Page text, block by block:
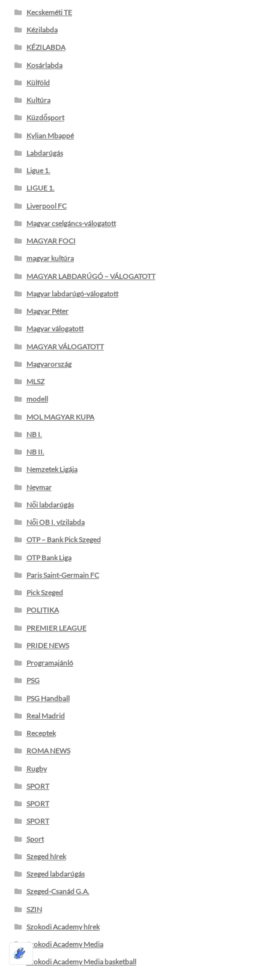
Kecskeméti TE
Kézilabda
KÉZILABDA
Kosárlabda
Külföld
Kultúra
Küzdősport
Kylian Mbappé
Labdarúgás
Ligue 1.
LIGUE 1.
Liverpool FC
Magyar cselgáncs-válogatott
MAGYAR FOCI
magyar kultúra
MAGYAR LABDARÚGÓ – VÁLOGATOTT
Magyar labdarúgó-válogatott
Magyar Péter
Magyar válogatott
MAGYAR VÁLOGATOTT
Magyarország
MLSZ
modell
MOL MAGYAR KUPA
NB I.
NB II.
Nemzetek Ligája
Neymar
Női labdarúgás
Női OB I. vízilabda
OTP – Bank Pick Szeged
OTP Bank Liga
Paris Saint-Germain FC
Pick Szeged
POLITIKA
PREMIER LEAGUE
PRIDE NEWS
Programajánló
PSG
PSG Handball
Real Madrid
Receptek
ROMA NEWS
Rugby
SPORT
SPORT
SPORT
Sport
Szeged hírek
Szeged labdarúgás
Szeged-Csanád G.A.
SZIN
Szokodi Academy hírek
Szokodi Academy Media
Szokodi Academy Media basketball